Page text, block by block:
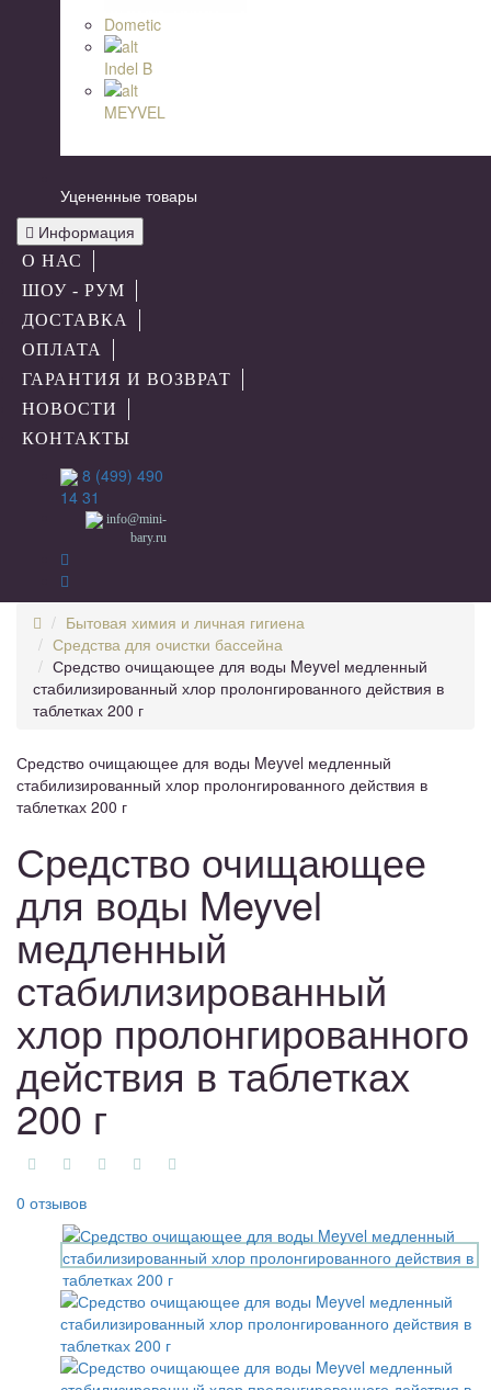
Dometic
Indel B
MEYVEL
Уцененные товары
Информация
О НАС
ШОУ - РУМ
ДОСТАВКА
ОПЛАТА
ГАРАНТИЯ И ВОЗВРАТ
НОВОСТИ
КОНТАКТЫ
8 (499) 490
14 31
info@mini-
bary.ru
Бытовая химия и личная гигиена
Средства для очистки бассейна
Средство очищающее для воды Meyvel медленный
стабилизированный хлор пролонгированного действия в
таблетках 200 г
Средство очищающее для воды Meyvel медленный
стабилизированный хлор пролонгированного действия в
таблетках 200 г
Средство очищающее
для воды Meyvel
медленный
стабилизированный
хлор пролонгированного
действия в таблетках
200 г
0 отзывов